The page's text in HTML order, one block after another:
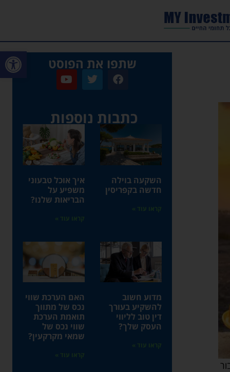
פתח שתפו את הפוסט​
כתבות נוספות ​
השקעה בוילה
חדשה בקפריסין
קראו עוד »
איך אוכל טבעוני
משפיע על
הבריאות שלנו?
קראו עוד »
מדוע חשוב
להשקיע בעורך
דין טוב לליווי
העסק שלך?
קראו עוד »
האם הערכת שווי
נכס של מתווך
תואמת הערכת
שווי נכס של
שמאי מקרקעין?
קראו עוד »